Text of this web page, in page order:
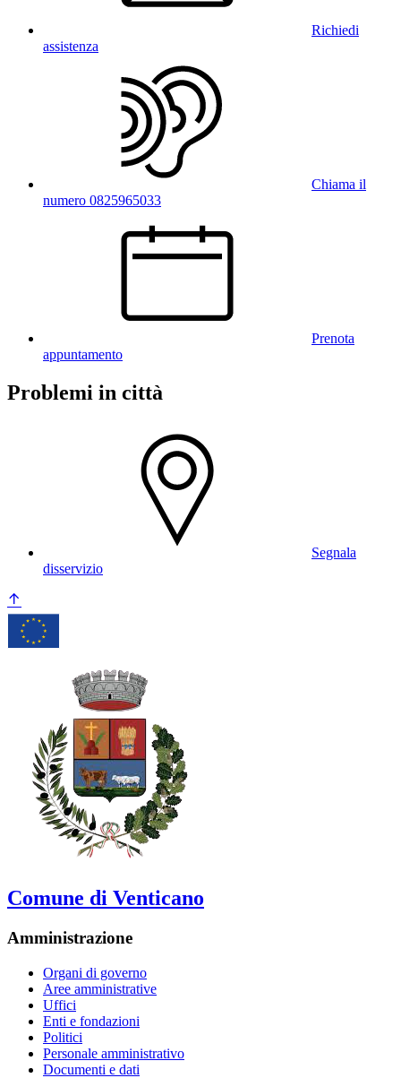
Richiedi
assistenza
Chiama il
numero 0825965033
Prenota
appuntamento
Problemi in città
Segnala
disservizio
Comune di Venticano
Amministrazione
Organi di governo
Aree amministrative
Uffici
Enti e fondazioni
Politici
Personale amministrativo
Documenti e dati